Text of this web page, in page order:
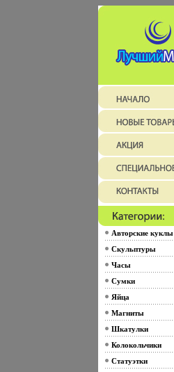
Авторские куклы
Скульптуры
Часы
Сумки
Яйца
Магниты
Шкатулки
Колокольчики
Статуэтки